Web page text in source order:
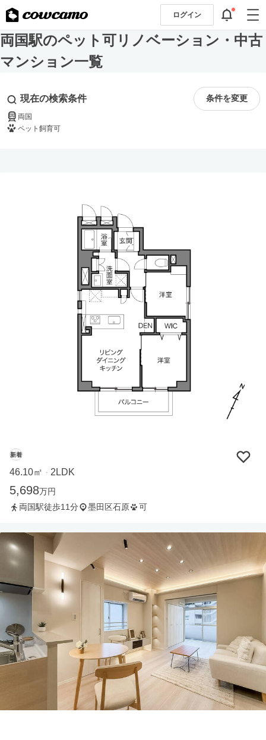
ログイン
両国駅のペット可リノベーション・中古
マンション一覧
現在の検索条件 条件を変更
両国
ペット飼育可
新着
46.10㎡ ・ 2LDK
5,698万円
両国駅徒歩11分
墨田区石原 可